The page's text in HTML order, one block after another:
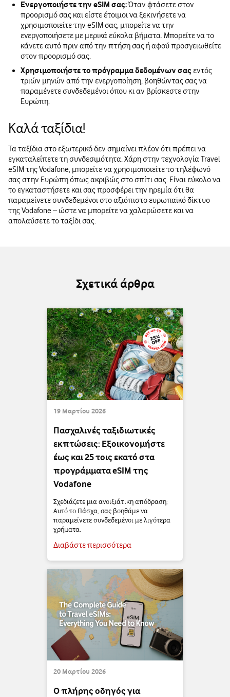
Ενεργοποιήστε την eSIM σας:Όταν φτάσετε στον
προορισμό σας και είστε έτοιμοι να ξεκινήσετε να
χρησιμοποιείτε την eSIM σας, μπορείτε να την
ενεργοποιήσετε με μερικά εύκολα βήματα. Μπορείτε να το
κάνετε αυτό πριν από την πτήση σας ή αφού προσγειωθείτε
στον προορισμό σας.
Χρησιμοποιήστε το πρόγραμμα δεδομένων σας εντός
τριών μηνών από την ενεργοποίηση, βοηθώντας σας να
παραμένετε συνδεδεμένοι όπου κι αν βρίσκεστε στην
Ευρώπη.
Καλά ταξίδια!
Τα ταξίδια στο εξωτερικό δεν σημαίνει πλέον ότι πρέπει να
εγκαταλείπετε τη συνδεσιμότητα. Χάρη στην τεχνολογία Travel
eSIM της Vodafone, μπορείτε να χρησιμοποιείτε το τηλέφωνό
σας στην Ευρώπη όπως ακριβώς στο σπίτι σας. Είναι εύκολο να
το εγκαταστήσετε και σας προσφέρει την ηρεμία ότι θα
παραμείνετε συνδεδεμένοι στο αξιόπιστο ευρωπαϊκό δίκτυο
της Vodafone – ώστε να μπορείτε να χαλαρώσετε και να
απολαύσετε το ταξίδι σας.
Σχετικά άρθρα
19 Μαρτίου 2026
Πασχαλινές ταξιδιωτικές
εκπτώσεις: Εξοικονομήστε
έως και 25 τοις εκατό στα
προγράμματα eSIM της
Vodafone
Σχεδιάζετε μια ανοιξιάτικη απόδραση;
Αυτό το Πάσχα, σας βοηθάμε να
παραμείνετε συνδεδεμένοι με λιγότερα
χρήματα.
Διαβάστε περισσότερα
20 Μαρτίου 2026
Ο πλήρης οδηγός για